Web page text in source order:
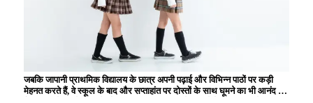
जबकि जापानी प्राथमिक विद्यालय के छात्र अपनी पढ़ाई और विभिन्न पाठों पर कड़ी
मेहनत करते हैं, वे स्कूल के बाद और सप्ताहांत पर दोस्तों के साथ घूमने का भी आनंद लेते